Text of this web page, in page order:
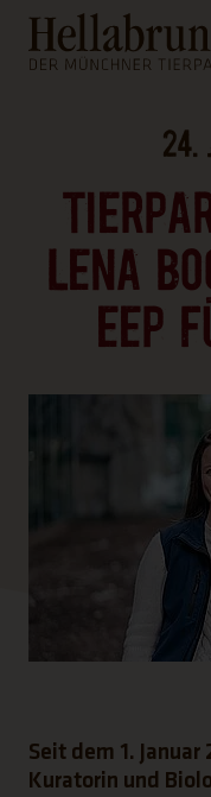
Hauptinhalt
Fußbereich
24.
LENA
EP
Seit dem 1.
Kuratorin und